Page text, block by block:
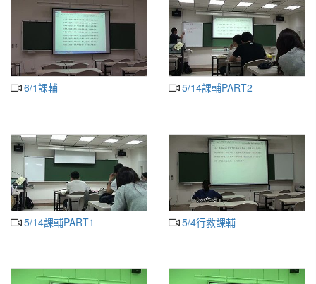
6/1課輔 5/14課輔PART2
5/14課輔PART1 5/4行救課輔